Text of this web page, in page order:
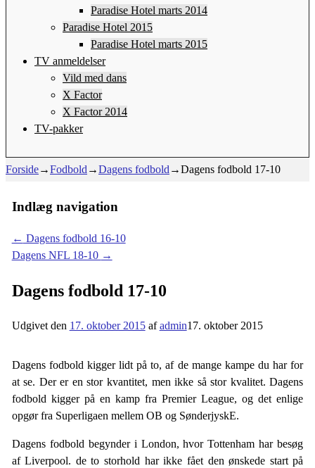
Paradise Hotel marts 2014
Paradise Hotel 2015
Paradise Hotel marts 2015
TV anmeldelser
Vild med dans
X Factor
X Factor 2014
TV-pakker
Forside→Fodbold →Dagens fodbold →Dagens fodbold 17-10
Indlæg navigation
← Dagens fodbold 16-10
Dagens NFL 18-10 →
Dagens fodbold 17-10
Udgivet den 17. oktober 2015 afadmin17. oktober 2015
Dagens fodbold kigger lidt på to, af de mange kampe du har for
at se. Der er en stor kvantitet, men ikke så stor kvalitet. Dagens
fodbold kigger på en kamp fra Premier League, og det enlige
opgør fra Superligaen mellem OB og SønderjyskE.
Dagens fodbold begynder i London, hvor Tottenham har besøg
af Liverpool. de to storhold har ikke fået den ønskede start på